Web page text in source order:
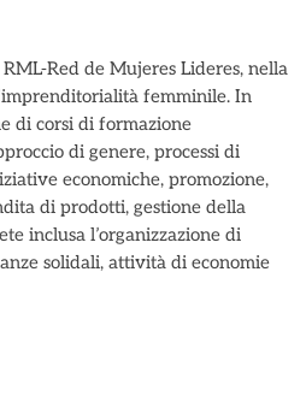
Red de Mujeres Lideres, nella
femminile. In
di corsi di formazione
di genere, processi di
economiche, promozione,
di prodotti, gestione della
inclusa l’organizzazione di
solidali, attività di economie